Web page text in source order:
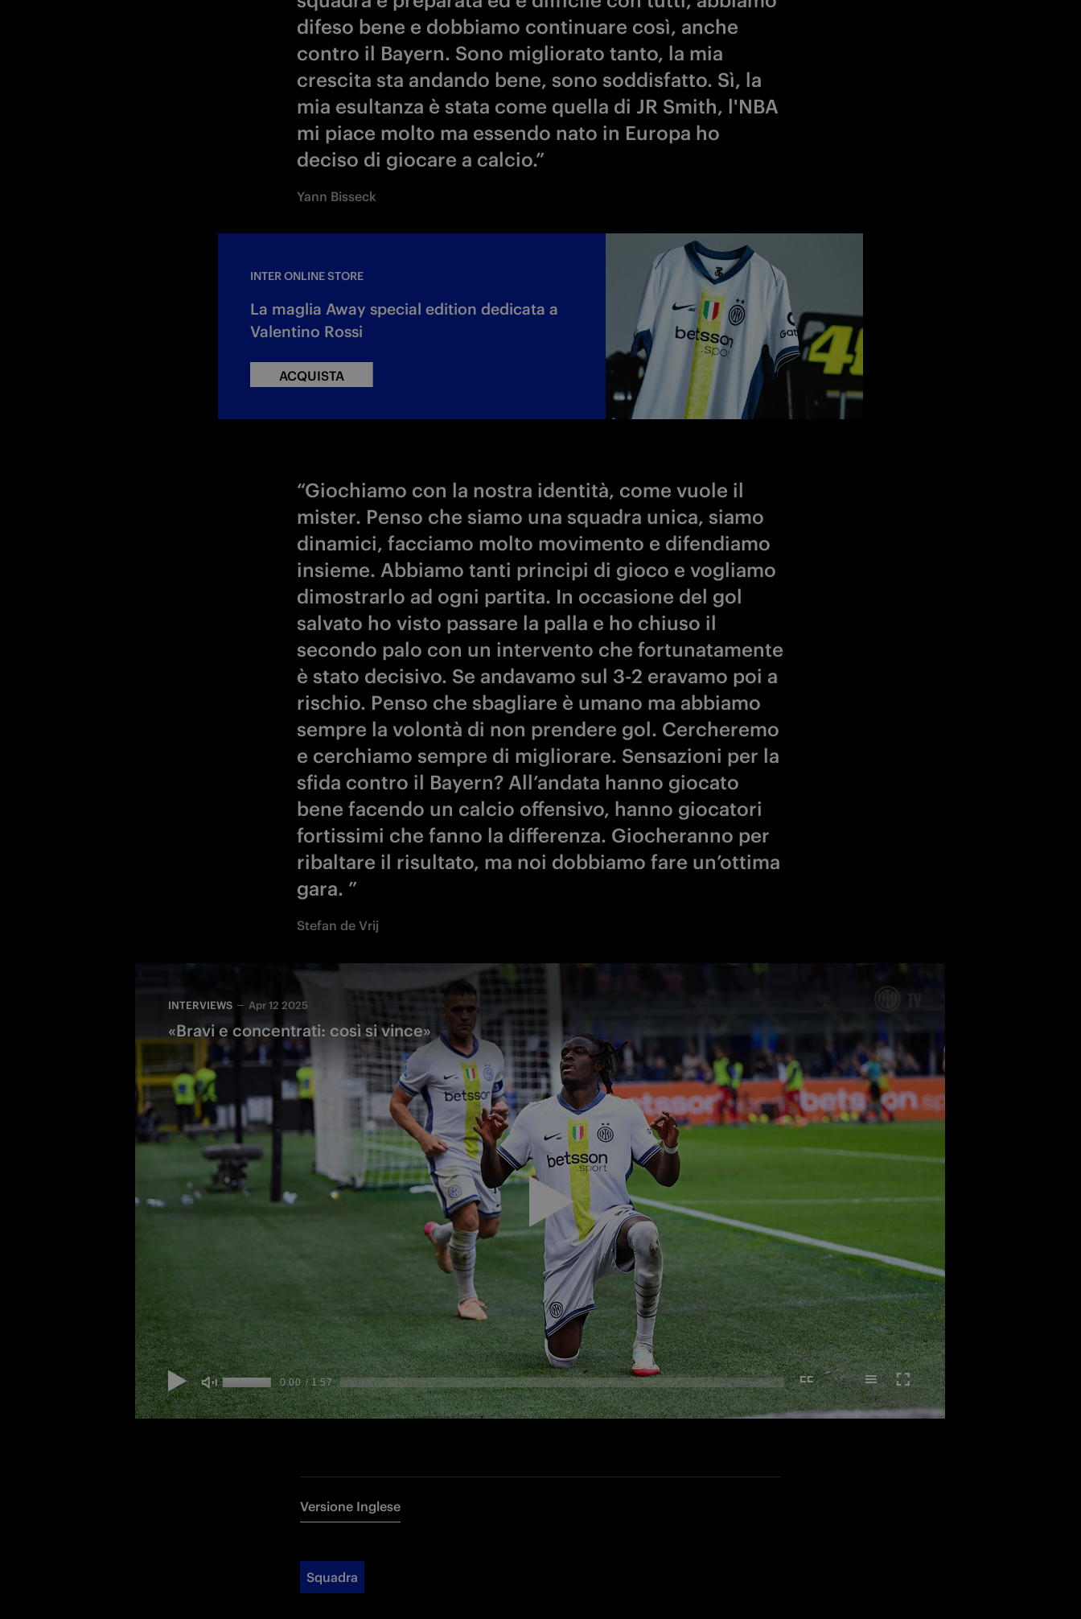
difeso bene e dobbiamo continuare così, anche
contro il Bayern. Sono migliorato tanto, la mia
crescita sta andando bene, sono soddisfatto. Sì, la
mia esultanza è stata come quella di JR Smith, l'NBA
mi piace molto ma essendo nato in Europa ho
deciso di giocare a calcio.”
Yann Bisseck
INTER ONLINE STORE
La maglia Away special edition dedicata a
Valentino Rossi
ACQUISTA
“Giochiamo con la nostra identità, come vuole il
mister. Penso che siamo una squadra unica, siamo
dinamici, facciamo molto movimento e difendiamo
insieme. Abbiamo tanti principi di gioco e vogliamo
dimostrarlo ad ogni partita. In occasione del gol
salvato ho visto passare la palla e ho chiuso il
secondo palo con un intervento che fortunatamente
è stato decisivo. Se andavamo sul 3-2 eravamo poi a
rischio. Penso che sbagliare è umano ma abbiamo
sempre la volontà di non prendere gol. Cercheremo
e cerchiamo sempre di migliorare. Sensazioni per la
sfida contro il Bayern? All’andata hanno giocato
bene facendo un calcio offensivo, hanno giocatori
fortissimi che fanno la differenza. Giocheranno per
ribaltare il risultato, ma noi dobbiamo fare un’ottima
gara. ”
Stefan de Vrij
INTERVIEWS Apr 12 2025
«Bravi e concentrati: così si vince»
Versione Inglese
Squadra